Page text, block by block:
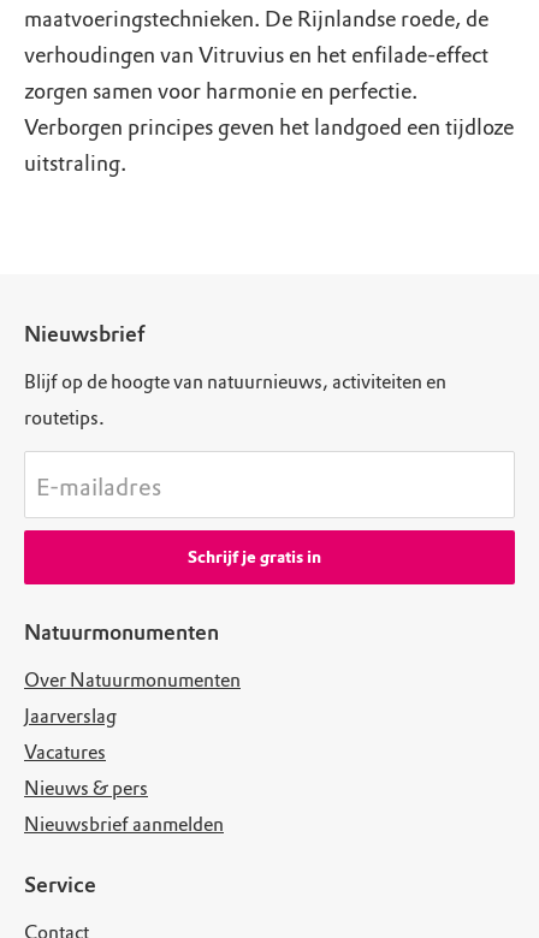
maatvoeringstechnieken. De Rijnlandse roede, de
verhoudingen van Vitruvius en het enfilade-effect
zorgen samen voor harmonie en perfectie.
Verborgen principes geven het landgoed een tijdloze
uitstraling.
Natuurmonumenten
Over Natuurmonumenten
Jaarverslag
Vacatures
Nieuws & pers
Nieuwsbrief aanmelden
Service
Contact
Nieuwsbrief
Blijf op de hoogte van natuurnieuws, activiteiten en
routetips.
E-mailadres
Schrijf je gratis in